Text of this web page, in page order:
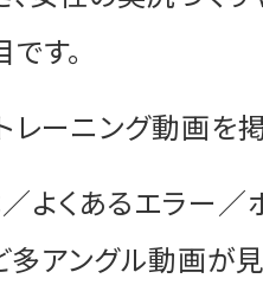
す。
ーニング動画を
よくあるエラー／
多アングル動画が見